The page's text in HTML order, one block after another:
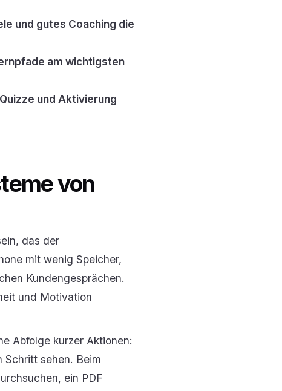
und gutes Coaching die
am wichtigsten
und Aktivierung
von
das der
mit wenig Speicher,
Kundengesprächen.
und Motivation
Abfolge kurzer Aktionen:
Schritt sehen. Beim
ein PDF